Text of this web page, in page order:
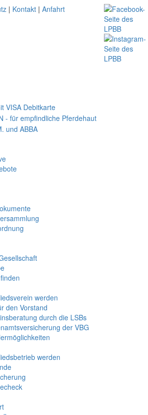
| Kontakt | Anfahrt
werden
den Vorstand
durch die LSBs
der VBG
werden